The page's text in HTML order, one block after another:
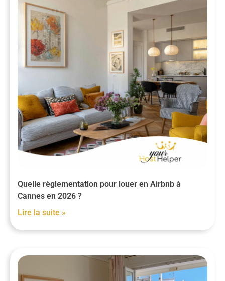
Quelle règlementation pour louer en Airbnb à
Cannes en 2026 ?
Lire la suite »